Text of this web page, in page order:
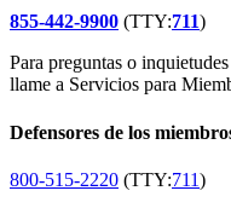
855-442-9900 (TTY:711)
Para preguntas o
llame a Servicios para
Defensores de los
800-515-2220 (TTY:711)